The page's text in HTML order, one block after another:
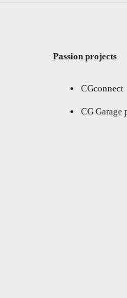
Passion projects
CGconnect
CG Garage